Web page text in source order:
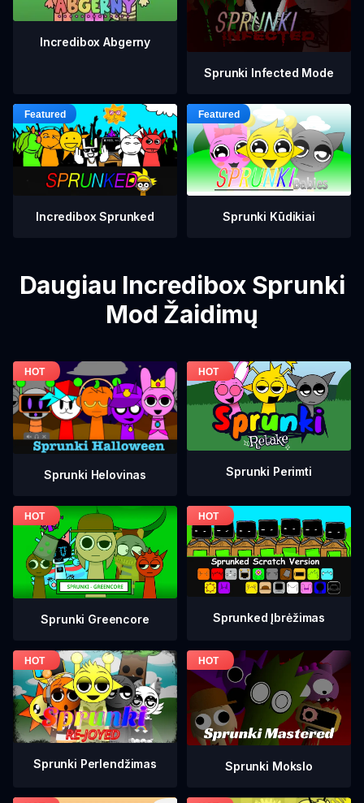
Incredibox Abgerny
Sprunki Infected Mode
Incredibox Sprunked Sprunki Kūdikiai
Daugiau Incredibox Sprunki
Mod Žaidimų
Sprunki Helovinas Sprunki Perimti
Sprunki Greencore Sprunked Įbrėžimas
Sprunki Perlendžimas Sprunki Mokslo